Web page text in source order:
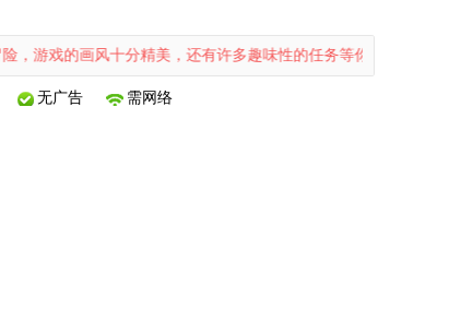
风十分精美，还有许多趣味性的任务等你来尝试体验，喜欢这
无广告
需网络